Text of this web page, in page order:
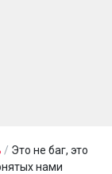
/ Это не баг, это
нами